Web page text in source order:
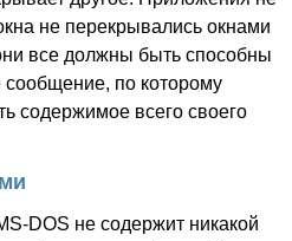
не перекрывались окнами
все должны быть способны
сообщение, по которому
содержимое всего своего
DOS не содержит никакой